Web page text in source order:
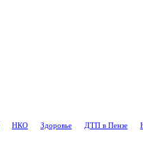
НКО Здоровье ДТП в Пензе